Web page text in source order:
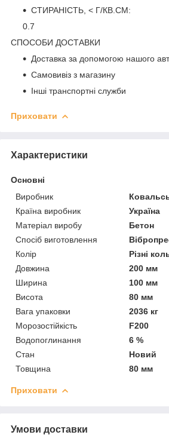
СТИРАНІСТЬ, < Г/КВ.СМ:
0.7
СПОСОБИ ДОСТАВКИ
Доставка за допомогою нашого
Самовивіз з магазину
Інші транспортні служби
Приховати
Характеристики
Основні
Виробник
Країна виробник
Україна
Матеріал виробу
Бетон
Спосіб виготовлення
Колір
Різні
Довжина
200 мм
Ширина
100 мм
Висота
80 мм
Вага упаковки
2036 кг
Морозостійкість
F200
Водопоглинання
6 %
Стан
Новий
Товщина
80 мм
Приховати
Умови доставки